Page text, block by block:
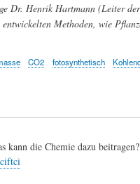
Dr. Henrik Hartmann (Leiter
Methoden, wie
CO2 fotosynthetisch
kann die Chemie dazu beitragen?